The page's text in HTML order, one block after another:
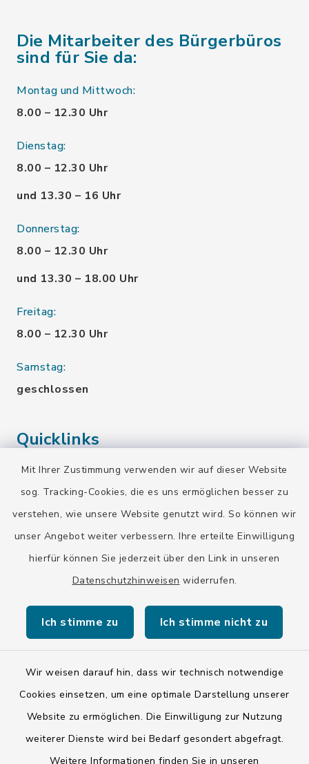
Mit Ihrer Zustimmung verwenden wir auf dieser Website
sog. Tracking-Cookies, die es uns ermöglichen besser zu
verstehen, wie unsere Website genutzt wird. So können wir
unser Angebot weiter verbessern. Ihre erteilte Einwilligung
hierfür können Sie jederzeit über den Link in unseren
Datenschutzhinweisen widerrufen.
Ich stimme zu Ich stimme nicht zu
Wir weisen darauf hin, dass wir technisch notwendige
Cookies einsetzen, um eine optimale Darstellung unserer
Website zu ermöglichen. Die Einwilligung zur Nutzung
weiterer Dienste wird bei Bedarf gesondert abgefragt.
Weitere Informationen finden Sie in unseren
Die Mitarbeiter des Bürgerbüros
sind für Sie da:
Montag und Mittwoch:
8.00 – 12.30 Uhr
Dienstag:
8.00 – 12.30 Uhr
und 13.30 – 16 Uhr
Donnerstag:
8.00 – 12.30 Uhr
und 13.30 – 18.00 Uhr
Freitag:
8.00 – 12.30 Uhr
Samstag:
geschlossen
Quicklinks
Landratsamt Bad Tölz-Wolfratshausen
BayernPortal
Kontakt
Barrierefreiheit
Impressum